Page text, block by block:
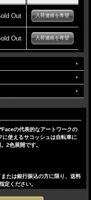
Out 入荷連絡を希望
Out 入荷連絡を希望
の代表的なアートワークの
使えるサコッシュは自転車に
2色展開です。
たは銀行振込の方に限り、送料
定ください。